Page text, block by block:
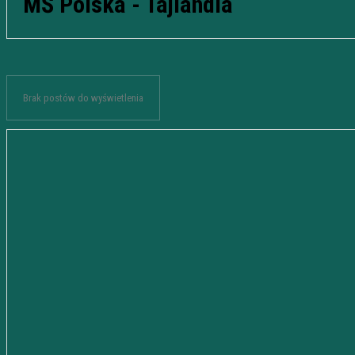
Brak postów do wyświetlenia